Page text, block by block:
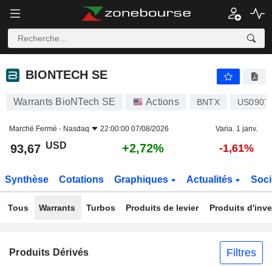
BIONTECH SE
BIONTECH SE
Warrants BioNTech SE Actions BNTX
Marché Fermé - Nasdaq 22:00:00 07/08/2026 Varia. 1 janv.
93,67 USD +2,72% -1,61%
Synthèse Cotations Graphiques Actualités
Tous Warrants Turbos Produits de levier Produits
Produits Dérivés Filtres